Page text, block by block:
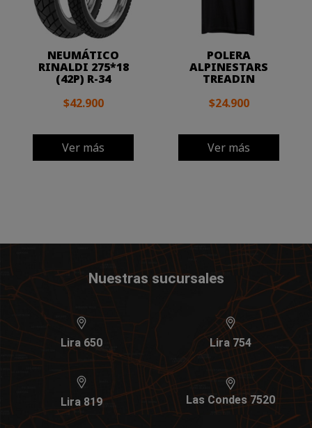
NEUMÁTICO
RINALDI 275*18
(42P) R-34
$42.900
Ver más
POLERA
ALPINESTARS
TREADIN
$24.900
Ver más
Nuestras sucursales
Lira 650 Lira 754
Lira 819 Las Condes 7520